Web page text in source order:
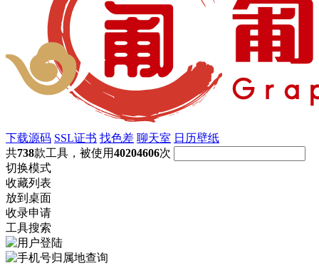
下载源码 SSL证书 找色差 聊天室 日历壁纸
共738款工具，被使用40204606次
切换模式
收藏列表
放到桌面
收录申请
工具搜索